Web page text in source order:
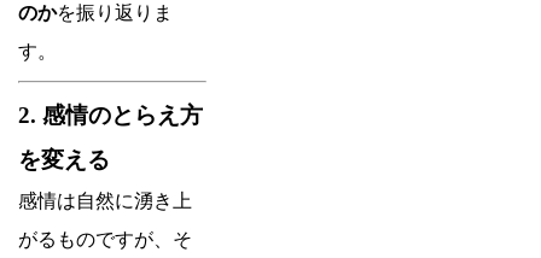
のかを振り返りま
す。
2. 感情のとらえ方
を変える
感情は自然に湧き上
がるものですが、そ